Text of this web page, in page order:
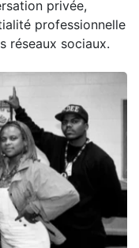
privée,
professionnelle
réseaux sociaux.